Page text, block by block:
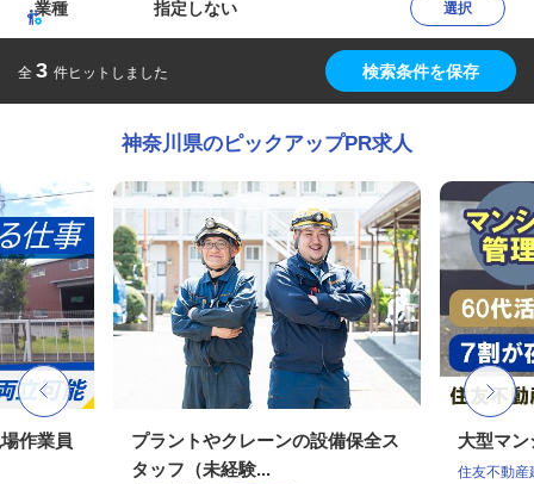
業種 指定しない 選択
全 3 件ヒットしました 検索条件を保存
神奈川県のピックアップPR求人
作業員
プラントやクレーンの設備保全ス
タッフ（未経験...
大型マ
住友不動産